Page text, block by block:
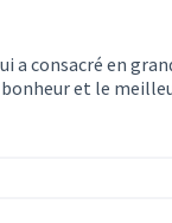
a consacré en
et le